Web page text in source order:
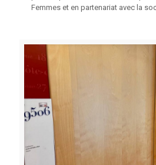
Femmes et en partenariat avec la